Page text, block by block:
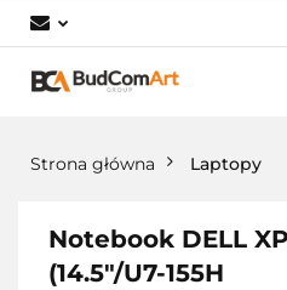
Strona główna Laptopy
Notebook DELL
(14.5"/U7-155H